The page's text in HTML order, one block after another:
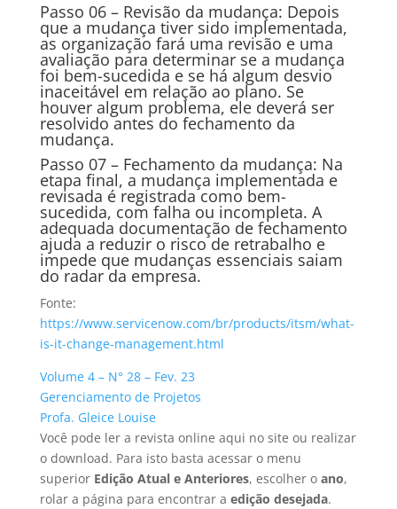
Passo 06 – Revisão da mudança: Depois
que a mudança tiver sido implementada,
as organização fará uma revisão e uma
avaliação para determinar se a mudança
foi bem-sucedida e se há algum desvio
inaceitável em relação ao plano. Se
houver algum problema, ele deverá ser
resolvido antes do fechamento da
mudança.
Passo 07 – Fechamento da mudança: Na
etapa final, a mudança implementada e
revisada é registrada como bem-
sucedida, com falha ou incompleta. A
adequada documentação de fechamento
ajuda a reduzir o risco de retrabalho e
impede que mudanças essenciais saiam
do radar da empresa.
Fonte:
https://www.servicenow.com/br/products/itsm/what-
is-it-change-management.html
Volume 4 – N° 28 – Fev. 23
Gerenciamento de Projetos
Profa. Gleice Louise
Você pode ler a revista online aqui no site ou realizar
o download. Para isto basta acessar o menu
superior Edição Atual e Anteriores, escolher o ano,
rolar a página para encontrar a edição desejada.